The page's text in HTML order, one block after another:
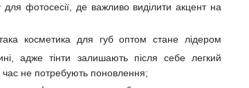
для фотосесії, де важливо виділити акцент на
косметика для губ оптом стане лідером
адже тінти залишають після себе легкий
час не потребують поновлення;